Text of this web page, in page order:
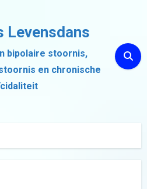
Levensdans
bipolaire stoornis,
en chronische